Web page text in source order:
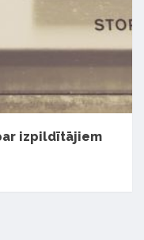
izpildītājiem